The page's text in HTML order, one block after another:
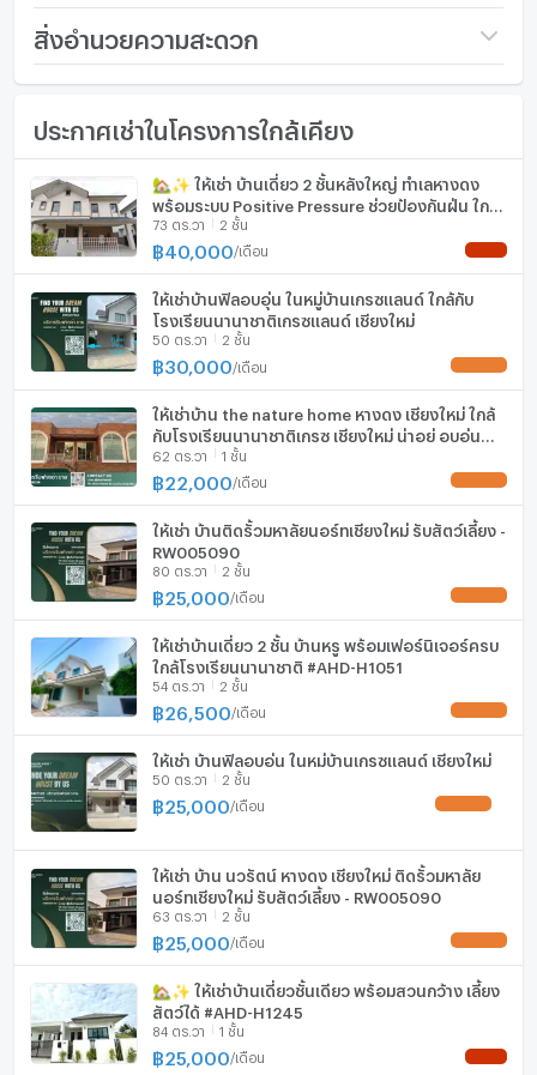
• รวมชำระก่อนเข้าอยู่ 3 เดือน
• ไม่รับสัตว์เลี้ยง
✓ เครื่องทำน้ำอุ่น 4 เครื่อง
✓ เตียงนอน 4 ชุด
✓ ตู้เสื้อผ้า 4 ชุด
✓ โต๊ะเครื่องแป้ง 4 ชุด
✓ ตู้เย็น 1 เครื่อง
✓ โทรทัศน์ 1 เครื่อง
✓ ชุดรับแขก
✓ เครื่องซักผ้า
✓ โต๊ะรับประทานอาหาร
✓ เตาแก๊สพร้อมฮูดดูดควัน
📍 สถานที่สำคัญใกล้เคียง
• Big C หางดง 3 กม.
• ตลาดหางดง 5 กม.
• กาดฝรั่ง 7 กม.
• โรงพยาบาลหางดง 4.5 กม.
✨ จุดเด่นของบ้าน
• บ้านหลังใหญ่ พื้นที่ใช้สอยเยอะ
• เฟอร์นิเจอร์ครบ พร้อมเข้าอยู่
• เหมาะสำหรับครอบครัวขนาดกลางถึงใหญ่
• ทำเลสะดวก ใกล้แหล่งช้อปปิ้ง โรงพยาบาล และสิ่งอำนวย
ความสะดวก
• เหมาะสำหรับครอบครัวไทยและชาวต่างชาติ
📞 สนใจสอบถามรายละเอียดเพิ่มเติม หรือนัดชมบ้านได้ทุกวัน
#บ้านเช่าเชียงใหม่ #บ้านเช่าหางดง #บ้านเดี่ยวให้เช่า #บ้าน
ใกล้นานาชาติ #ChiangMaiRental
#HangDongHouseForRent #บ้านพร้อมอยู่
แอดไลน์ :
https://line.me/ti/p/Sg-7ktN7mG
Line ID : 0951348127
สนใจติดต่อ : คุณดาว 095-1348127 , คุณหมิว 090-
9980459, คุณมีนนี่ 094-7507722, คุณเก๋ 090-9980798
ราคา
/ เดือน
เงินมัดจำ/ประกัน 2 เดือน
ค่าเช่าล่วงหน้า
จำนวนห้องนอน
ขนาดที่ดิน 54 ตร.ว.
พื้นที่ใช้สอย (ตร.ม.)
การตกแต่ง พร้อมอยู่
สิ่งอำนวยความสะดวก
เฟอร์นิเจอร์
โทรศัพท์บ้าน
เครื่องปรับอากาศ
เครื่องทำน้ำร้อน/น้ำอุ่น
ประตูห้องระบบ digital lock
อ่างอาบน้ำ
TV
เตาปรุงอาหาร
ตู้เย็น
เครื่องดูดควัน
ลิฟท์
ที่จอดรถ
ที่จอดรถจักรยานยนต์
มีอินเตอร์เน็ตไร้สาย (Wi-Fi) ในห้องพัก
กล้องวงจรปิด (CCTV)
สระว่ายน้ำ
โรงยิม / ฟิตเนส
ห้องซาวน่า
ห้องสตรีม
EV-Charger
เครื่องซักผ้า
ไมโครเวฟ
ประกาศเช่าในโครงการใกล้เคียง
🏡✨ ให้เช่า บ้านเดี่ยว 2 ชั้นหลังใหญ่ ทำเลหางดง
พร้อมระบบ Positive Pressure ช่วยป้องกันฝุ่น ใกล้
โรงเรียนนานาชาติ #AHD-H1354
73 ตร.วา 2 ชั้น
฿ 40,000 /เดือน
ให้เช่าบ้านฟิลอบอุ่น ในหมู่บ้านเกรซแลนด์ ใกล้กับ
โรงเรียนนานาชาติเกรซแลนด์ เชียงใหม่
50 ตร.วา 2 ชั้น
฿30,000 /เดือน
ให้เช่าบ้าน the nature home หางดง เชียงใหม่ ใกล้
กับโรงเรียนนานาชาติเกรซ เชียงใหม่ น่าอยู่ อบอุ่น
เดินทางสะดวก -RW008034
62 ตร.วา 1 ชั้น
฿22,000 /เดือน
ให้เช่า บ้านติดรั้วมหาลัยนอร์ทเชียงใหม่ รับสัตว์เลี้ยง -
RW005090
80 ตร.วา 2 ชั้น
฿25,000 /เดือน
ให้เช่าบ้านเดี่ยว 2 ชั้น บ้านหรู พร้อมเฟอร์นิเจอร์ครบ
ใกล้โรงเรียนนานาชาติ #AHD-H1051
54 ตร.วา 2 ชั้น
฿26,500 /เดือน
ให้เช่า บ้านฟิลอบอุ่น ในหมู่บ้านเกรซแลนด์ เชียงใหม่
50 ตร.วา 2 ชั้น
฿25,000 /เดือน
ให้เช่า บ้าน นวรัตน์ หางดง เชียงใหม่ ติดรั้วมหาลัย
นอร์ทเชียงใหม่ รับสัตว์เลี้ยง - RW005090
63 ตร.วา 2 ชั้น
฿25,000 /เดือน
🏡✨ ให้เช่าบ้านเดี่ยวชั้นเดียว พร้อมสวนกว้าง เลี้ยง
สัตว์ได้ #AHD-H1245
84 ตร.วา 1 ชั้น
฿25,000 /เดือน